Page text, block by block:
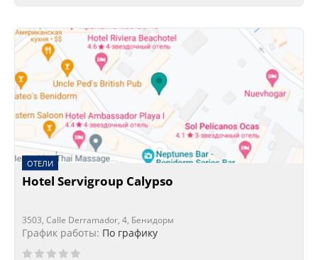
ОТЕЛИ
Hotel Servigroup Calypso
3503, Calle Derramador, 4, Бенидорм
График работы: По графику